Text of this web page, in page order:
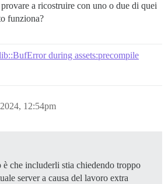
a ricostruire con uno o due di quei
funziona?
during assets:precompile
12:54pm
che includerli stia chiedendo troppo
server a causa del lavoro extra